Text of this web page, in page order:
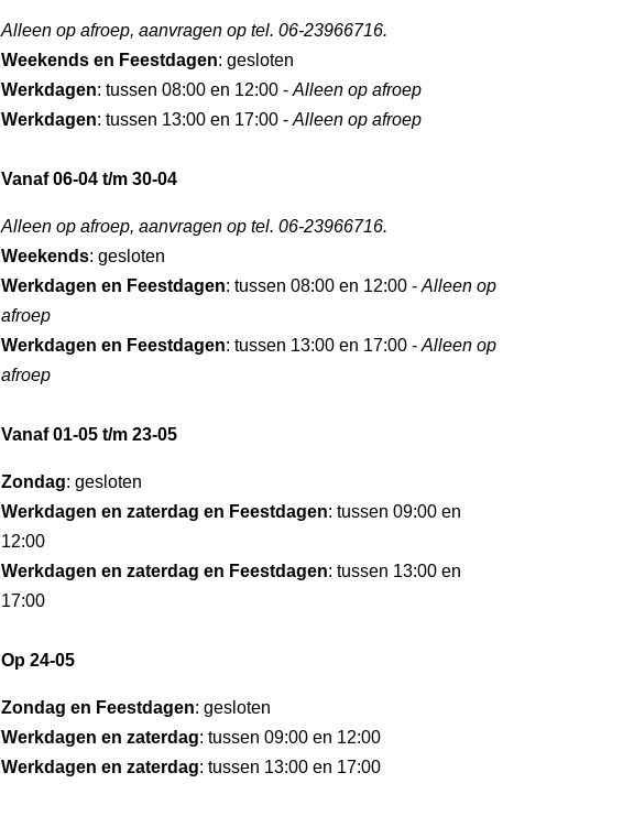
Alleen op afroep, aanvragen op tel. 06-23966716.
Weekends en Feestdagen: gesloten
Werkdagen: tussen 08:00 en 12:00 - Alleen op afroep
Werkdagen: tussen 13:00 en 17:00 - Alleen op afroep
Vanaf 06-04 t/m 30-04
Alleen op afroep, aanvragen op tel. 06-23966716.
Weekends: gesloten
Werkdagen en Feestdagen: tussen 08:00 en 12:00 - Alleen op
afroep
Werkdagen en Feestdagen: tussen 13:00 en 17:00 - Alleen op
afroep
Vanaf 01-05 t/m 23-05
Zondag: gesloten
Werkdagen en zaterdag en Feestdagen: tussen 09:00 en
12:00
Werkdagen en zaterdag en Feestdagen: tussen 13:00 en
17:00
Op 24-05
Zondag en Feestdagen: gesloten
Werkdagen en zaterdag: tussen 09:00 en 12:00
Werkdagen en zaterdag: tussen 13:00 en 17:00